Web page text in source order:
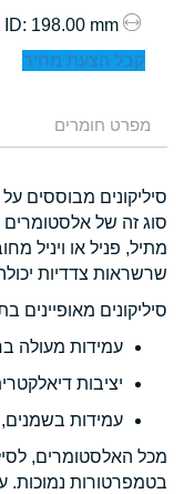
: 198.00 mm
קבל הצעת מחיר
מפרט חומרים
סיליקונים מבוססים על
סוג זה של אלסטומרים
מתיל, פניל או ויניל
שרשראות צדדיות
סיליקונים מאופיינים
עמידות מעולה
יציבות
עמידות
מכל האלסטומרים,
בטמפרטורות נמוכות.